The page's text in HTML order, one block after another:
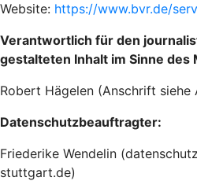
Website: https://www.bvr.de/
Verantwortlich für den
gestalteten Inhalt im Sinne
Robert Hägelen (Anschrift siehe
Datenschutzbeauftragter:
Friederike Wendelin
stuttgart.de)